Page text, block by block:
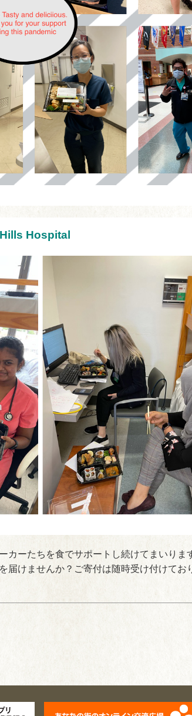
Hospital
カーたちを食でサポートし続けてまいりま
届けませんか？ご寄付は随時受け付けてお